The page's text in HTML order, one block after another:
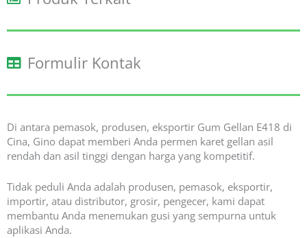
Formulir Kontak
Di antara pemasok, produsen, eksportir Gum Gellan E418 di
Cina, Gino dapat memberi Anda permen karet gellan asil
rendah dan asil tinggi dengan harga yang kompetitif.
Tidak peduli Anda adalah produsen, pemasok, eksportir,
importir, atau distributor, grosir, pengecer, kami dapat
membantu Anda menemukan gusi yang sempurna untuk
aplikasi Anda.